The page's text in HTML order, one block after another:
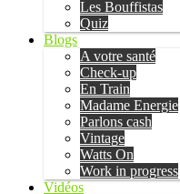
Les Bouffistas
Quiz
Blogs
A votre santé
Check-up
En Train
Madame Energie
Parlons cash
Vintage
Watts On
Work in progress
Vidéos